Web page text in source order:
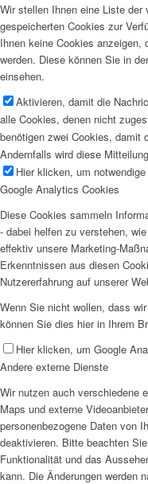
Wir stellen Ihnen eine Liste der
gespeicherten Cookies zur
Ihnen keine Cookies anzeigen,
werden. Diese können Sie in
einsehen.
Aktivieren, damit die
alle Cookies, denen nicht
benötigen zwei Cookies, damit
Andernfalls wird diese
Hier klicken, um
Google Analytics Cookies
Diese Cookies sammeln
- dabei helfen zu verstehen,
effektiv unsere Marketing-
Erkenntnissen aus diesen
Nutzererfahrung auf unserer
Wenn Sie nicht wollen, dass
können Sie dies hier in Ihrem
Hier klicken, um Google
Andere externe Dienste
Wir nutzen auch verschiedene
Maps und externe
personenbezogene Daten von
deaktivieren. Bitte beachten
Funktionalität und das
kann. Die Änderungen werden